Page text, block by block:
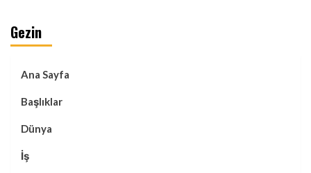
Gezin
Ana Sayfa
Başlıklar
Dünya
İş